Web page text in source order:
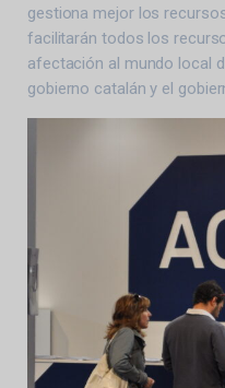
gestiona mejor los
facilitarán todos los
afectación al mundo local
gobierno catalán y el